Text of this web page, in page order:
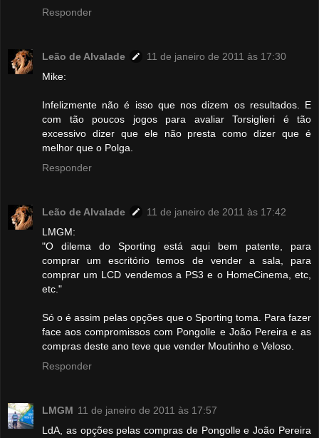
Responder
Leão de Alvalade
11 de janeiro de 2011 às 17:30
Mike:
Infelizmente não é isso que nos dizem os resultados. E
com tão poucos jogos para avaliar Torsiglieri é tão
excessivo dizer que ele não presta como dizer que é
melhor que o Polga.
Responder
Leão de Alvalade
11 de janeiro de 2011 às 17:42
LMGM:
"O dilema do Sporting está aqui bem patente, para
comprar um escritório temos de vender a sala, para
comprar um LCD vendemos a PS3 e o HomeCinema, etc,
etc."
Só o é assim pelas opções que o Sporting toma. Para fazer
face aos compromissos com Pongolle e João Pereira e as
compras deste ano teve que vender Moutinho e Veloso.
Responder
LMGM 11 de janeiro de 2011 às 17:57
LdA, as opções pelas compras de Pongolle e João Pereira